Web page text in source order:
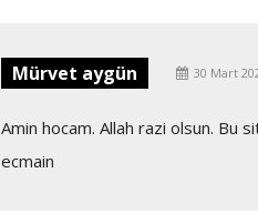
Mürvet aygün 30 Mart
Amin hocam. Allah razi olsun. Bu
ecmain